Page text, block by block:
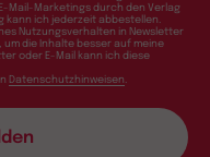
Mail-Marketings durch den Verlag
kann ich jederzeit abbestellen.
Nutzungsverhalten in Newsletter
die Inhalte besser auf meine
oder E-Mail kann ich diese
Datenschutzhinweisen .